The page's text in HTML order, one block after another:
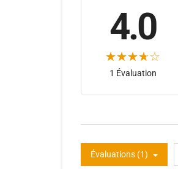
4.0
1 Évaluation
Évaluations (1)